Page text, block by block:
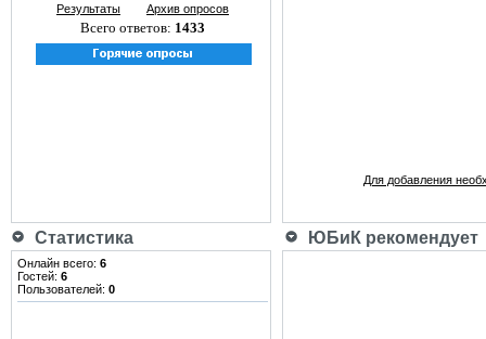
Результаты Архив опросов
Всего ответов: 1433
Для добавления
Статистика ЮБиК рекомендует
Онлайн всего: 6
Гостей: 6
Пользователей: 0